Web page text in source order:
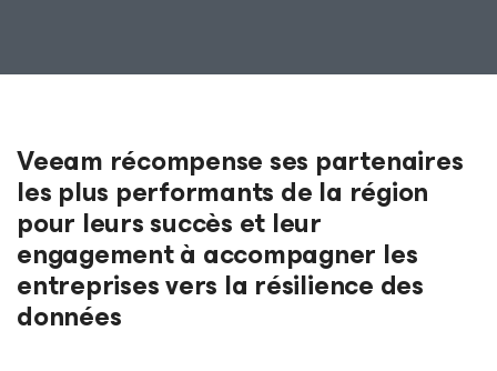
Veeam récompense ses partenaires
les plus performants de la région
pour leurs succès et leur
engagement à accompagner les
entreprises vers la résilience des
données